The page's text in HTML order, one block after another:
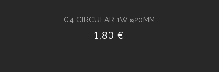
G4 CIRCULAR 1W ᴓ20MM
1,80 €